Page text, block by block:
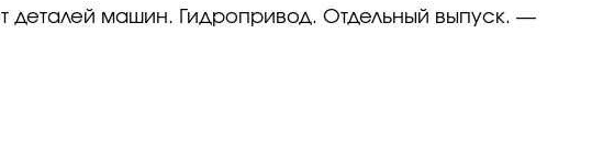
деталей машин. Гидропривод. Отдельный выпуск. —